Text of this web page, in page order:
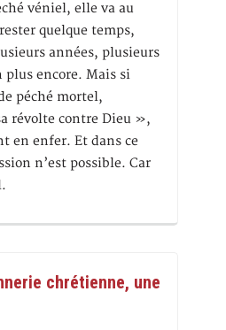
véniel, elle va au
quelque temps,
années, plusieurs
plus encore. Mais si
péché mortel,
révolte contre Dieu »,
en enfer. Et dans ce
n’est possible. Car
chrétienne, une